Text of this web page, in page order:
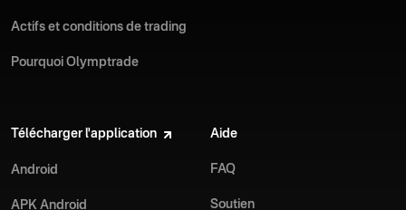
Actifs et conditions de trading
Pourquoi Olymptrade
Télécharger l'application
Android
APK Android
Aide
FAQ
Soutien